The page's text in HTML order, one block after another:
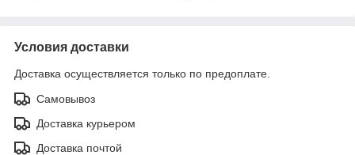
Условия доставки
Доставка осуществляется только по предоплате.
Самовывоз
Доставка курьером
Доставка почтой